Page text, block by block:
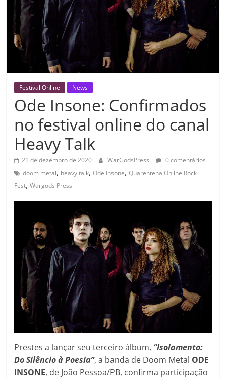
Festival Online News
Ode Insone: Confirmados
no festival online do canal
Heavy Talk
21 de dezembro de 2020 WarGodsPress
0 comentários
doom metal, heavy talk,Ode Insone,Quarentena Online Rock
Fest,Wargods Press
Prestes a lançar seu terceiro álbum, “Isolamento:
Do Silêncio à Poesia”, a banda de Doom Metal ODE
INSONE, de João Pessoa/PB, confirma participação